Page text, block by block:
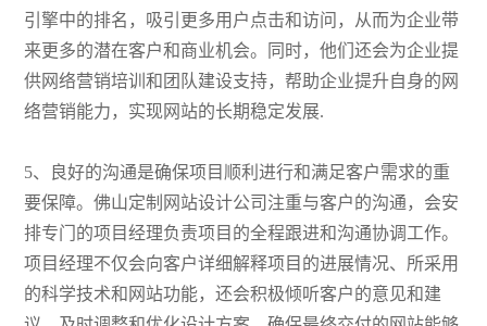
引擎中的排名，吸引更多用户点击和访问，从而为企业带
来更多的潜在客户和商业机会。同时，他们还会为企业提
供网络营销培训和团队建设支持，帮助企业提升自身的网
络营销能力，实现网站的长期稳定发展.
5、良好的沟通是确保项目顺利进行和满足客户需求的重
要保障。佛山定制网站设计公司注重与客户的沟通，会安
排专门的项目经理负责项目的全程跟进和沟通协调工作。
项目经理不仅会向客户详细解释项目的进展情况、所采用
的科学技术和网站功能，还会积极倾听客户的意见和建